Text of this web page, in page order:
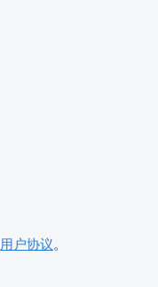
用户协议。